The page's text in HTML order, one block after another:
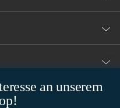
an unserem